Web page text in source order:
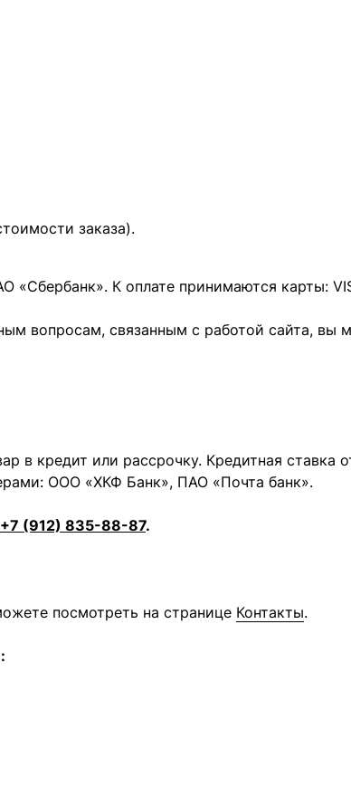
заказа).
«Сбербанк». К оплате принимаются карты:
вопросам, связанным с работой сайта, вы
в кредит или рассрочку. Кредитная ставка
ООО «ХКФ Банк», ПАО «Почта банк».
+7 (912) 835-88-87.
посмотреть на странице Контакты.